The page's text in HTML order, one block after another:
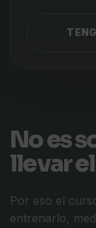
No es
llevar
Por eso el
entrenarlo,